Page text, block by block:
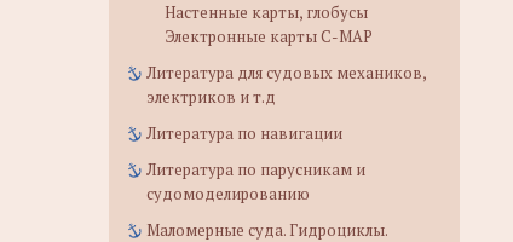
Настенные карты, глобусы
Электронные карты C-MAP
Литература для судовых механиков,
электриков и т.д
Литература по навигации
Литература по парусникам и
судомоделированию
Маломерные суда. Гидроциклы.